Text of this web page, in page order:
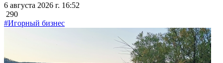
6 августа 2026 г. 16:52
290
#Игорный бизнес